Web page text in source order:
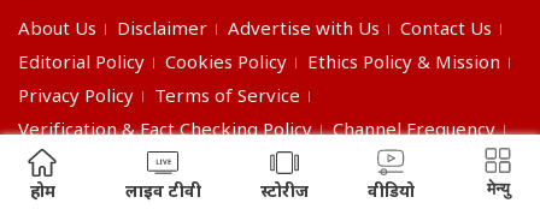
About Us Disclaimer Advertise with Us
Contact Us
Editorial Policy
Cookies Policy
Ethics Policy & Mission
Privacy Policy
Terms of Service
Verification & Fact Checking Policy
Channel Frequency
©2026 India Daily. All right reserved.
होम लाइव टीवी स्टोरीज वीडियो मेन्यु